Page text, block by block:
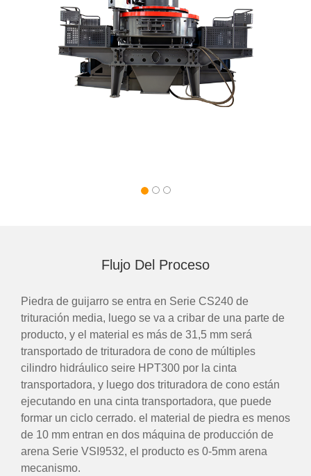
Flujo Del Proceso
Piedra de guijarro se entra en Serie CS240 de
trituración media, luego se va a cribar de una parte de
producto, y el material es más de 31,5 mm será
transportado de trituradora de cono de múltiples
cilindro hidráulico seire HPT300 por la cinta
transportadora, y luego dos trituradora de cono están
ejecutando en una cinta transportadora, que puede
formar un ciclo cerrado. el material de piedra es menos
de 10 mm entran en dos máquina de producción de
arena Serie VSI9532, el producto es 0-5mm arena
mecanismo.